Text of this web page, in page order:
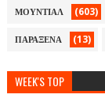
ΜΟΥΝΤΙΑΛ (603)
ΠΑΡΑΞΕΝΑ (13)
WEEK'S TOP